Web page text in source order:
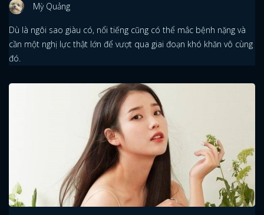
Mỳ Quảng
Dù là ngôi sao giàu có, nổi tiếng cũng có thể mắc bệnh nặng và
cần một nghị lực thật lớn để vượt qua giai đoạn khó khăn vô cùng
đó.